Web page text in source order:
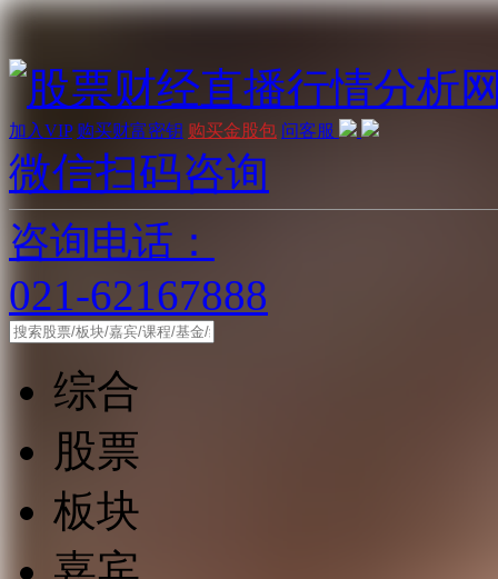
加入VIP 购买财富密钥 购买金股包 问客服
微信扫码咨询
咨询电话：
021-62167888
综合
股票
板块